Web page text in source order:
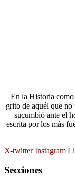
En la Historia como
grito de aquél que
sucumbió ante el
escrita por los más
X-twitter Instagram
Secciones